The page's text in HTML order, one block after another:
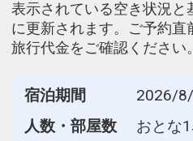
表示されている空き状況と
に更新されます。ご予約
旅行代金をご確認ください。
宿泊期間
2026/
人数・部屋数
おとな